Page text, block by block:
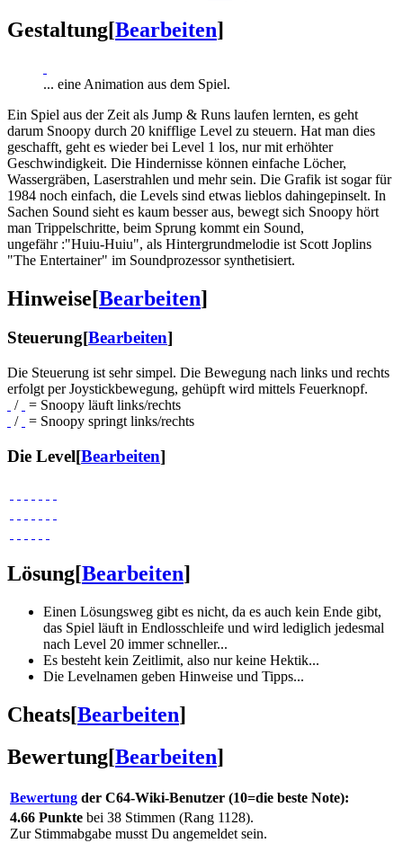
Gestaltung[Bearbeiten]
... eine Animation aus dem Spiel.
Ein Spiel aus der Zeit als Jump & Runs laufen lernten, es geht
darum Snoopy durch 20 knifflige Level zu steuern. Hat man dies
geschafft, geht es wieder bei Level 1 los, nur mit erhöhter
Geschwindigkeit. Die Hindernisse können einfache Löcher,
Wassergräben, Laserstrahlen und mehr sein. Die Grafik ist sogar für
1984 noch einfach, die Levels sind etwas lieblos dahingepinselt. In
Sachen Sound sieht es kaum besser aus, bewegt sich Snoopy hört
man Trippelschritte, beim Sprung kommt ein Sound,
ungefähr :"Huiu-Huiu", als Hintergrundmelodie ist Scott Joplins
"The Entertainer" im Soundprozessor synthetisiert.
Hinweise[Bearbeiten]
Steuerung[Bearbeiten]
Die Steuerung ist sehr simpel. Die Bewegung nach links und rechts
erfolgt per Joystickbewegung, gehüpft wird mittels Feuerknopf.
/
= Snoopy läuft links/rechts
/
= Snoopy springt links/rechts
Die Level[Bearbeiten]
Lösung[Bearbeiten]
Einen Lösungsweg gibt es nicht, da es auch kein Ende gibt,
das Spiel läuft in Endlosschleife und wird lediglich jedesmal
nach Level 20 immer schneller...
Es besteht kein Zeitlimit, also nur keine Hektik...
Die Levelnamen geben Hinweise und Tipps...
Cheats[Bearbeiten]
Bewertung[Bearbeiten]
Bewertung der C64-Wiki-Benutzer (10=die beste Note):
4.66 Punkte bei 38 Stimmen (Rang 1128).
Zur Stimmabgabe musst Du angemeldet sein.